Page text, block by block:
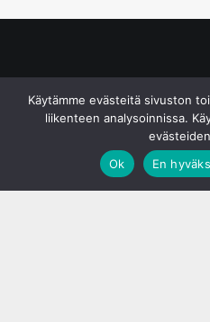
Käytämme evästeitä sivuston
liikenteen analysoinnissa.
Ok
En